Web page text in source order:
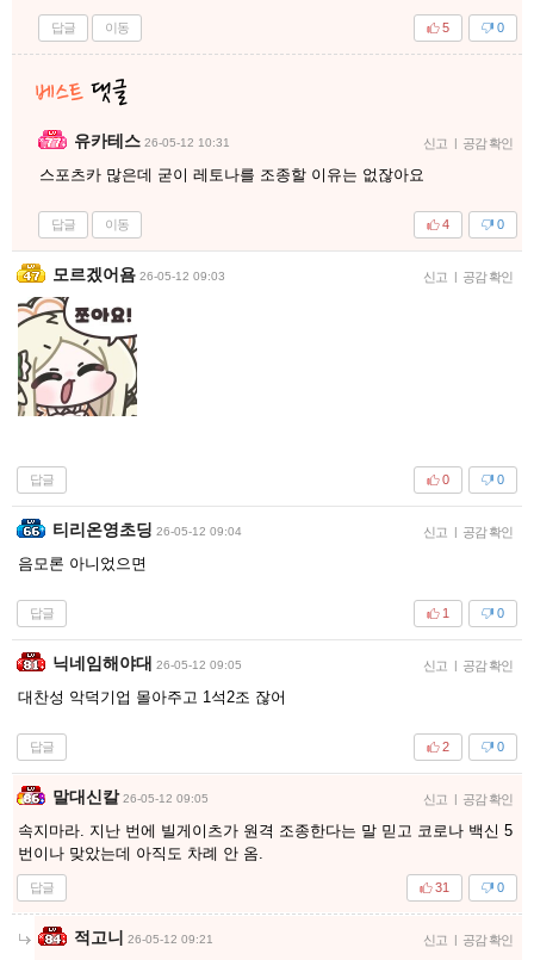
답글 이동 0
5
유카테스 26-05-12 10:31 신고 | 공감 확인
스포츠카 많은데 굳이 레토나를 조종할 이유는 없잖아요
답글 이동 0
4
모르겠어욤 26-05-12 09:03 신고 | 공감 확인
답글 0
0
티리온영초딩 26-05-12 09:04 신고 | 공감 확인
음모론 아니었으면
답글 0
1
닉네임해야대 26-05-12 09:05 신고 | 공감 확인
대찬성 악덕기업 몰아주고 1석2조 잖어
답글 0
2
말대신칼 26-05-12 09:05 신고 | 공감 확인
속지마라. 지난 번에 빌게이츠가 원격 조종한다는 말 믿고 코로나 백신 5
번이나 맞았는데 아직도 차례 안 옴.
답글 0
31
적고니 26-05-12 09:21 신고 | 공감 확인